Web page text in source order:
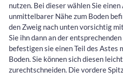
nutzen. Bei dieser wählen Sie
unmittelbarer Nähe zum Boden
den Zweig nach unten vorsichtig
Sie ihn dann an der
befestigen sie einen Teil des Astes
Boden. Sie können sich diesen
zurechtschneiden. Die vordere